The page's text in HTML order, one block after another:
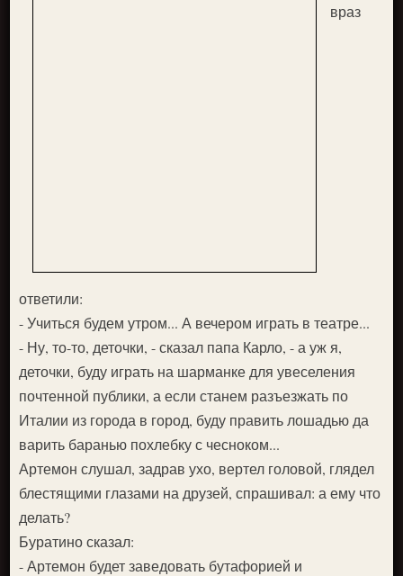
враз
ответили:
- Учиться будем утром... А вечером играть в театре...
- Ну, то-то, деточки, - сказал папа Карло, - а уж я,
деточки, буду играть на шарманке для увеселения
почтенной публики, а если станем разъезжать по
Италии из города в город, буду править лошадью да
варить баранью похлебку с чесноком...
Артемон слушал, задрав ухо, вертел головой, глядел
блестящими глазами на друзей, спрашивал: а ему что
делать?
Буратино сказал:
- Артемон будет заведовать бутафорией и